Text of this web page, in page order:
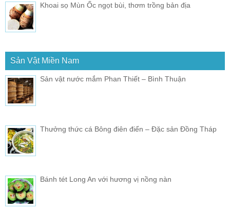
Khoai sọ Mùn Ốc ngọt bùi, thơm trồng bản địa
Sản Vật Miền Nam
Sản vật nước mắm Phan Thiết – Bình Thuận
Thưởng thức cá Bông điên điển – Đặc sản Đồng Tháp
Bánh tét Long An với hương vị nồng nàn